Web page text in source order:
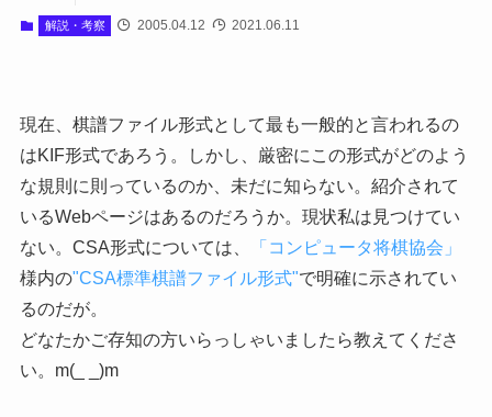
解説・考察 2005.04.12 2021.06.11
現在、棋譜ファイル形式として最も一般的と言われるの
はKIF形式であろう。しかし、厳密にこの形式がどのよう
な規則に則っているのか、未だに知らない。紹介されて
いるWebページはあるのだろうか。現状私は見つけてい
ない。CSA形式については、
「コンピュータ将棋協会」
様内の"CSA標準棋譜ファイル形式"で明確に示されてい
るのだが。
どなたかご存知の方いらっしゃいましたら教えてくださ
い。m(_ _)m